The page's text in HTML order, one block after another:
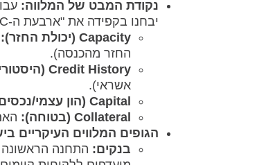
נקודת המבט של המלווה:
יבחנו בקפידה את "ארבעת ה-C":
Capacity (יכולת החזר):
החזר מהכנסה).
Credit History (היסטוריית אשראי):
אשראי).
Capital (הון עצמי/נכסים):
Collateral (בטוחה):
הגופים המלווים העיקריים
בנקים: התחנה הראשונה